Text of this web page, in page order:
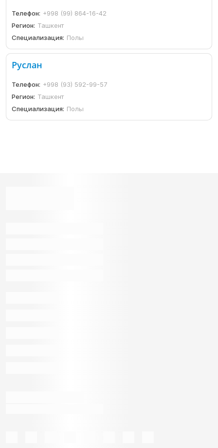
Телефон: +998 (99) 864-16-42
Регион: Ташкент
Специализация: Полы
Руслан
Телефон: +998 (93) 592-99-57
Регион: Ташкент
Специализация: Полы